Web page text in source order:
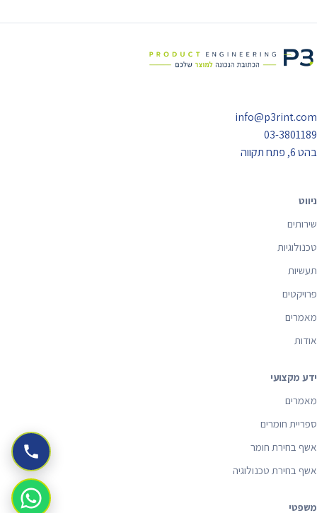
info@p3rint.com
03-3801189
בהט 6, פתח תקווה
ניווט
שירותים
טכנולוגיות
תעשיות
פרויקטים
מאמרים
אודות
ידע מקצועי
מאמרים
ספריית חומרים
אשף בחירת חומר
אשף בחירת טכנולוגיה
משפטי